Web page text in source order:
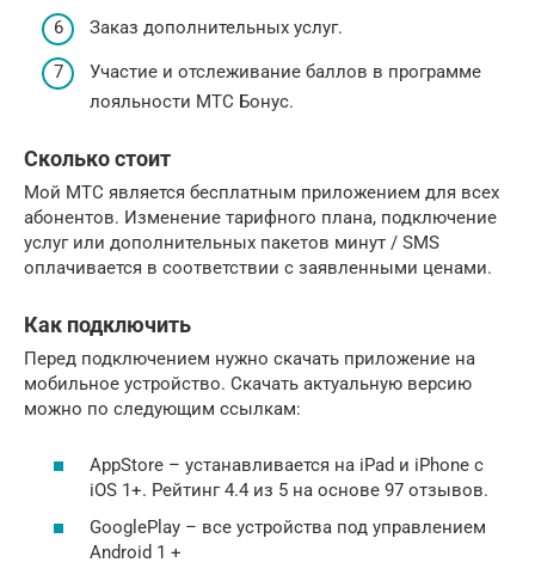
Заказ дополнительных услуг.
Участие и отслеживание баллов в программе
лояльности МТС Бонус.
Сколько стоит
Мой МТС является бесплатным приложением для всех
абонентов. Изменение тарифного плана, подключение
услуг или дополнительных пакетов минут / SMS
оплачивается в соответствии с заявленными ценами.
Как подключить
Перед подключением нужно скачать приложение на
мобильное устройство. Скачать актуальную версию
можно по следующим ссылкам:
AppStore – устанавливается на iPad и iPhone с
iOS 1+. Рейтинг 4.4 из 5 на основе 97 отзывов.
GooglePlay – все устройства под управлением
Android 1 +